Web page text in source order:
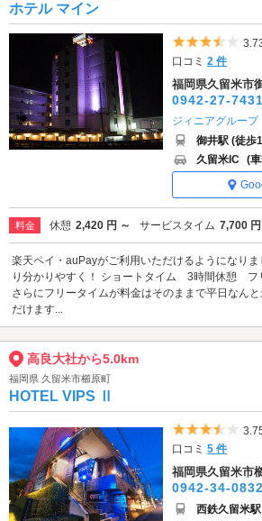
ホテル マイン
5
口コミ2 件
福岡県久留米市
0942-27-7431
ジィニアグループ
御井駅 (徒歩
久留米IC (
料金 休憩 2,420 円 ～ サービスタイム 7,700 円
楽天ペイ・auPayがご利用いただけるようになり
り分かりやすく！ ショートタイム 3時間休憩 フ
さらにフリータイムが料金はそのままで平日なん
だけます...
高良大社から5.0km
福岡県 久留米市櫛原町
HOTEL VIPS Ⅱ
5
口コミ5 件
福岡県久留米市
0942-34-0832
西鉄久留米